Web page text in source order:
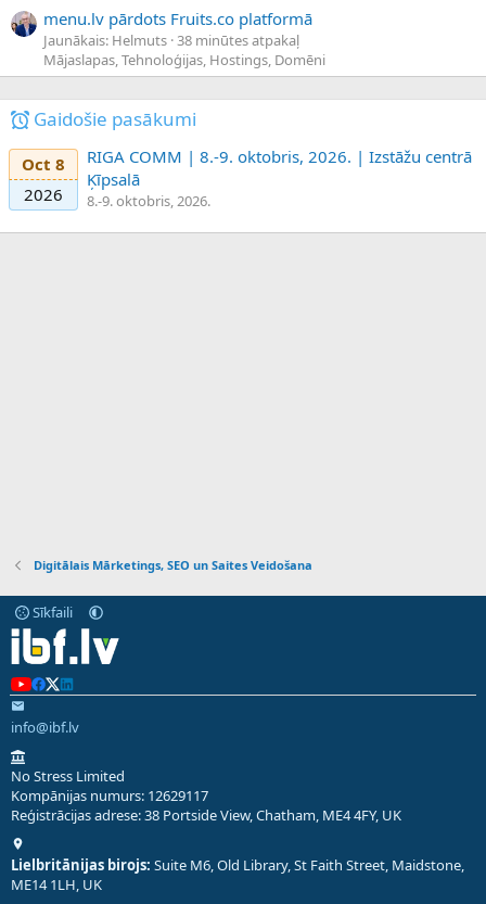
menu.lv pārdots Fruits.co platformā
Jaunākais: Helmuts 38 minūtes atpakaļ
Mājaslapas, Tehnoloģijas, Hostings, Domēni
Gaidošie pasākumi
Oct 8
2026
RIGA COMM | 8.-9. oktobris, 2026. | Izstāžu centrā
Ķīpsalā
8.-9. oktobris, 2026.
Digitālais Mārketings, SEO un Saites Veidošana
Sīkfaili
info@ibf.lv
No Stress Limited
Kompānijas numurs: 12629117
Reģistrācijas adrese: 38 Portside View, Chatham, ME4 4FY, UK
Lielbritānijas birojs: Suite M6, Old Library, St Faith Street, Maidstone,
ME14 1LH, UK